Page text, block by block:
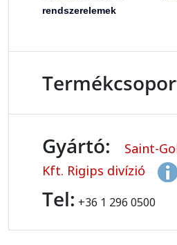
rendszerelemek
Gyártó:
Saint-
Kft. Rigips divízió
Tel: +36 1 296 0500